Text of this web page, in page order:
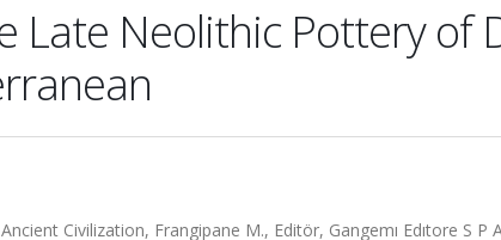
Late Neolithic Pottery of
Civilization, Frangipane M., Editör, Gangemı Edıtore S P